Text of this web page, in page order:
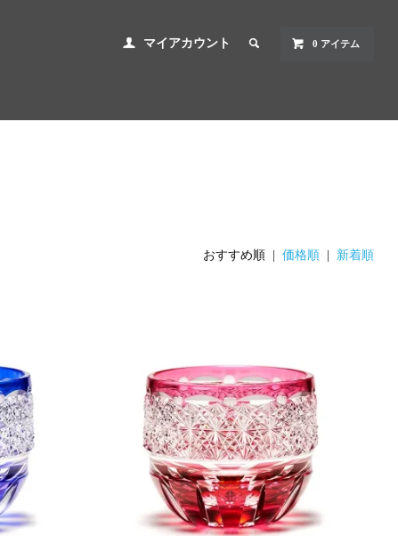
マイアカウント 0 アイテム
おすすめ順 |価格順 新着順